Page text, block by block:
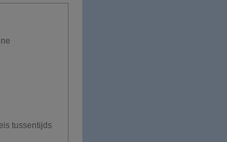
tussentijds